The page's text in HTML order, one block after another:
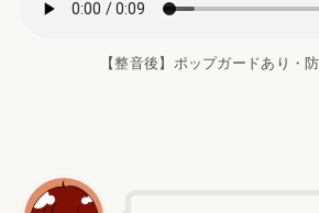
【整音後】ポップガードあり・